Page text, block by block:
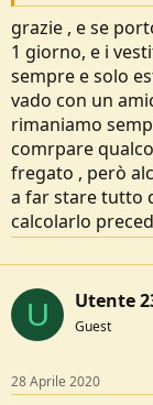
grazie , e se
1 giorno, e i
sempre e solo
vado con un
rimaniamo
comrpare
fregato , però
a far stare tutto
calcolarlo
U Utente
Guest
28 Aprile 2020